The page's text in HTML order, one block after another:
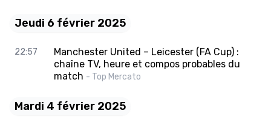
Jeudi 6 février 2025
22:57
Manchester United – Leicester (FA Cup) :
chaîne TV, heure et compos probables du
match - Top Mercato
Mardi 4 février 2025